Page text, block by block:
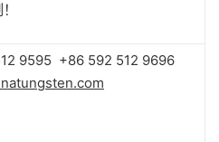
9595 +86 592 512 9696